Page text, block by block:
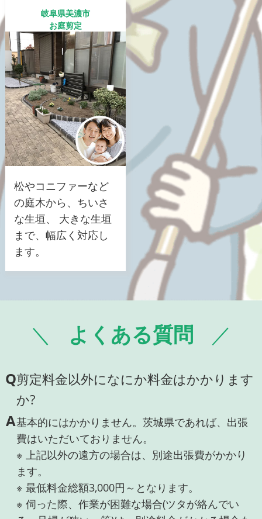
岐阜県美濃市
お庭剪定
松やコニファーなど
の庭木から、ちいさ
な生垣、 大きな生垣
まで、幅広く対応し
ます。
よくある質問
Q剪定料金以外になにか料金はかかります
か?
A基本的にはかかりません。茨城県であれば、出張
費はいただいておりません。
※ 上記以外の遠方の場合は、別途出張費がかかり
ます。
※ 最低料金総額3,000円～となります。
※ 伺った際、作業が困難な場合(ツタが絡んでい